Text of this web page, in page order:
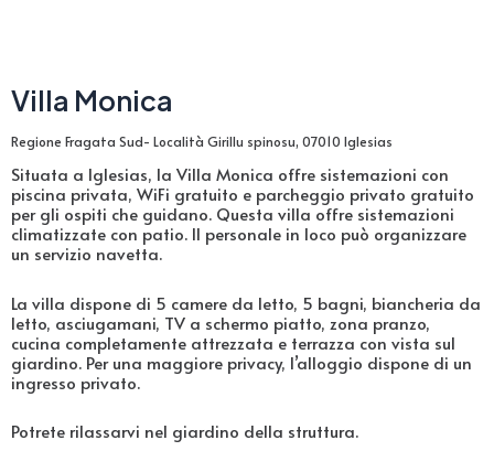
Villa Monica
Regione Fragata Sud- Località Girillu spinosu, 07010 Iglesias
Situata a Iglesias, la Villa Monica offre sistemazioni con
piscina privata, WiFi gratuito e parcheggio privato gratuito
per gli ospiti che guidano. Questa villa offre sistemazioni
climatizzate con patio. Il personale in loco può organizzare
un servizio navetta.
La villa dispone di 5 camere da letto, 5 bagni, biancheria da
letto, asciugamani, TV a schermo piatto, zona pranzo,
cucina completamente attrezzata e terrazza con vista sul
giardino. Per una maggiore privacy, l’alloggio dispone di un
ingresso privato.
Potrete rilassarvi nel giardino della struttura.